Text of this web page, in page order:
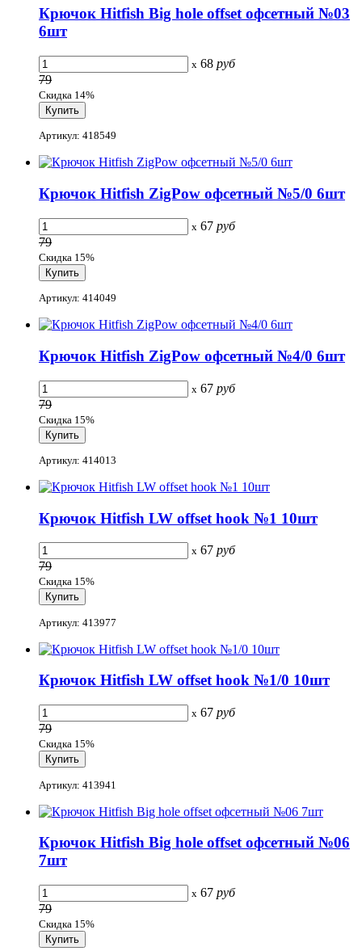
Крючок Hitfish Big hole offset офсетный №03
6шт
x 68 руб
79
Скидка 14%
Артикул: 418549
Крючок Hitfish ZigPow офсетный №5/0 6шт
x 67 руб
79
Скидка 15%
Артикул: 414049
Крючок Hitfish ZigPow офсетный №4/0 6шт
x 67 руб
79
Скидка 15%
Артикул: 414013
Крючок Hitfish LW offset hook №1 10шт
x 67 руб
79
Скидка 15%
Артикул: 413977
Крючок Hitfish LW offset hook №1/0 10шт
x 67 руб
79
Скидка 15%
Артикул: 413941
Крючок Hitfish Big hole offset офсетный №06
7шт
x 67 руб
79
Скидка 15%